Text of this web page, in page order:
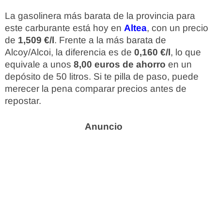
La gasolinera más barata de la provincia para
este carburante está hoy en Altea, con un precio
de 1,509 €/l. Frente a la más barata de
Alcoy/Alcoi, la diferencia es de 0,160 €/l, lo que
equivale a unos 8,00 euros de ahorro en un
depósito de 50 litros. Si te pilla de paso, puede
merecer la pena comparar precios antes de
repostar.